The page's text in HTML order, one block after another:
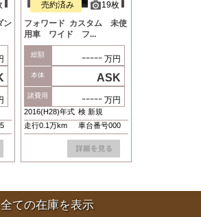
全ての在庫を表示